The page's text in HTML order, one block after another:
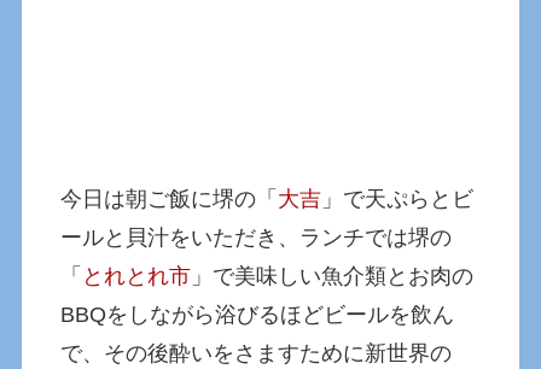
今日は朝ご飯に堺の「 大吉 」で天ぷらとビ
ールと貝汁をいただき、ランチでは堺の
「 とれとれ市 」で美味しい魚介類とお肉の
BBQをしながら浴びるほどビールを飲ん
で、その後酔いをさますために新世界の